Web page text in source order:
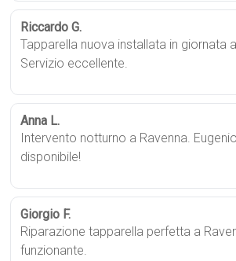
Riccardo G.
Tapparella nuova installata in giornata
Servizio eccellente.
Anna L.
Intervento notturno a Ravenna.
disponibile!
Giorgio F.
Riparazione tapparella perfetta a
funzionante.